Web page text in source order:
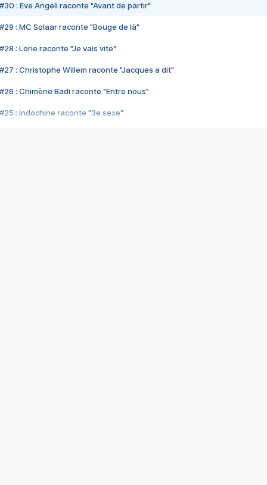
#30 : Eve Angeli raconte "Avant de partir"
#29 : MC Solaar raconte "Bouge de là"
#28 : Lorie raconte "Je vais vite"
#27 : Christophe Willem raconte "Jacques a dit"
#26 : Chimène Badi raconte "Entre nous"
#25 : Indochine raconte "3e sexe"